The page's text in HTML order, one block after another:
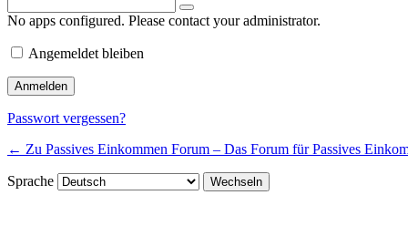
No apps configured. Please contact your administrator.
Angemeldet bleiben
Passwort vergessen?
← Zu Passives Einkommen Forum – Das Forum für Passives
Sprache